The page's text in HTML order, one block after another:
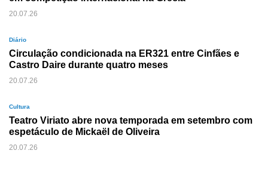
20.07.26
Diário
Circulação condicionada na ER321 entre Cinfães e
Castro Daire durante quatro meses
20.07.26
Cultura
Teatro Viriato abre nova temporada em setembro com
espetáculo de Mickaël de Oliveira
20.07.26